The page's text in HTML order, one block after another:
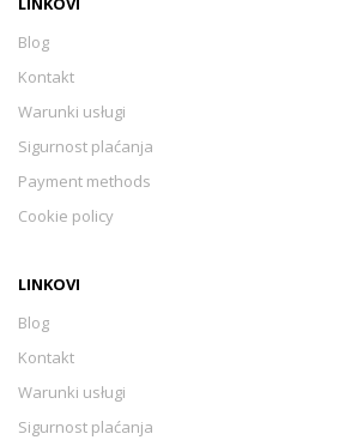
Blog
Kontakt
Warunki usługi
Sigurnost plaćanja
Payment methods
Cookie policy
LINKOVI
Blog
Kontakt
Warunki usługi
Sigurnost plaćanja